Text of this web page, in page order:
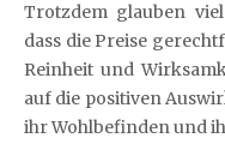
Trotzdem glauben
dass die Preise
Reinheit und
auf die positiven
ihr Wohlbefinden und